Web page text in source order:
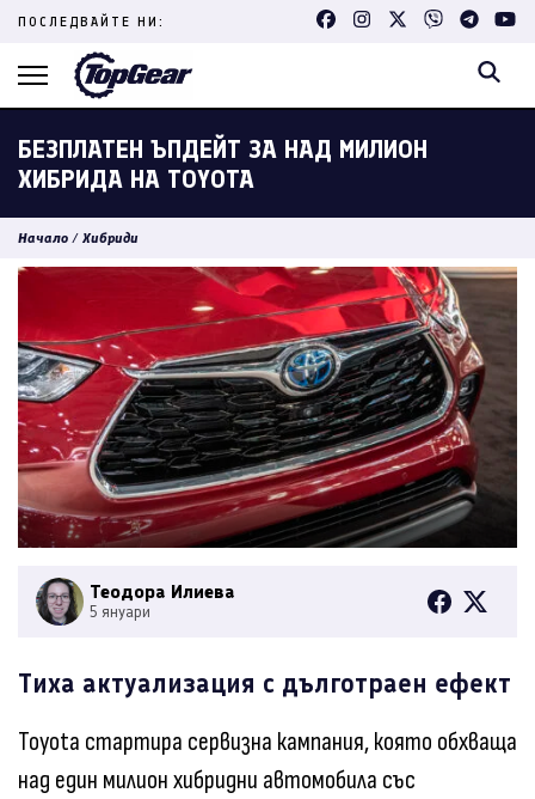
Skip
content
ПОСЛЕДВАЙТЕ НИ:
БЕЗПЛАТЕН ЪПДЕЙТ ЗА НАД МИЛИОН
ХИБРИДА НА TOYOTA
Начало / Хибриди
Теодора Илиева
5 януари
Тиха актуализация с дълготраен ефект
Toyota стартира сервизна кампания, която обхваща
над един милион хибридни автомобила със